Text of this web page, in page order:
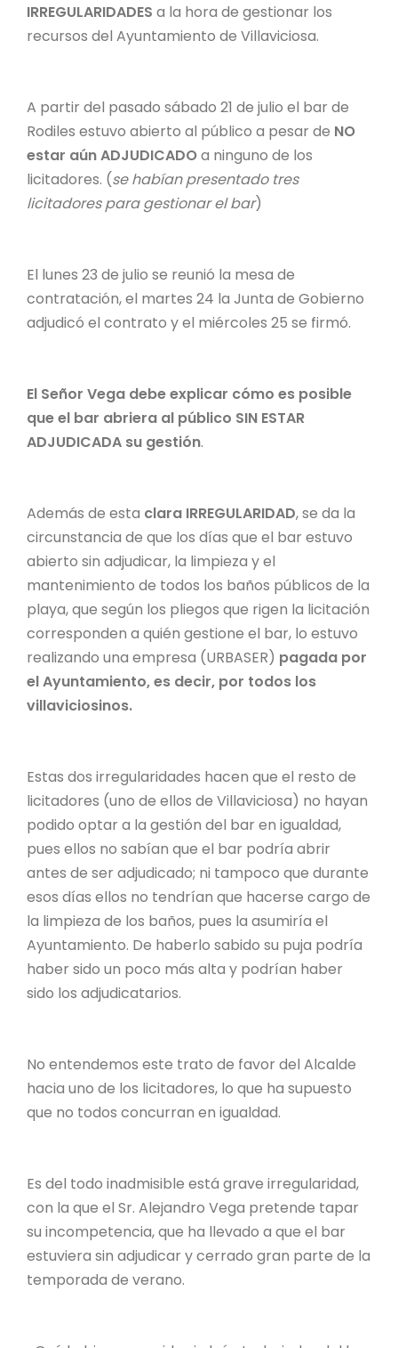
IRREGULARIDADES a la hora de gestionar los
recursos del Ayuntamiento de Villaviciosa.
A partir del pasado sábado 21 de julio el bar de
Rodiles estuvo abierto al público a pesar de NO
estar aún ADJUDICADOa ninguno de los
licitadores. (se habían presentado tres
licitadores para gestionar el bar)
El lunes 23 de julio se reunió la mesa de
contratación, el martes 24 la Junta de Gobierno
adjudicó el contrato y el miércoles 25 se firmó.
El Señor Vega debe explicar cómo es posible
que el bar abriera al público SIN ESTAR
ADJUDICADA su gestión.
Además de esta clara IRREGULARIDAD, se da la
circunstancia de que los días que el bar estuvo
abierto sin adjudicar, la limpieza y el
mantenimiento de todos los baños públicos de la
playa, que según los pliegos que rigen la licitación
corresponden a quién gestione el bar, lo estuvo
realizando una empresa (URBASER) pagada por
el Ayuntamiento, es decir, por todos los
villaviciosinos.
Estas dos irregularidades hacen que el resto de
licitadores (uno de ellos de Villaviciosa) no hayan
podido optar a la gestión del bar en igualdad,
pues ellos no sabían que el bar podría abrir
antes de ser adjudicado; ni tampoco que durante
esos días ellos no tendrían que hacerse cargo de
la limpieza de los baños, pues la asumiría el
Ayuntamiento. De haberlo sabido su puja podría
haber sido un poco más alta y podrían haber
sido los adjudicatarios.
No entendemos este trato de favor del Alcalde
hacia uno de los licitadores, lo que ha supuesto
que no todos concurran en igualdad.
Es del todo inadmisible está grave irregularidad,
con la que el Sr. Alejandro Vega pretende tapar
su incompetencia, que ha llevado a que el bar
estuviera sin adjudicar y cerrado gran parte de la
temporada de verano.